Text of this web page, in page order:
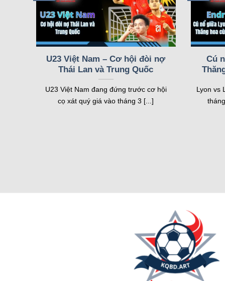
Trang web sở hữu nhiều tính năng vượt trội, đáp
tính năng đều được tối ưu để mang lại trải nghiệm
Livescore – Cập nhật tỷ số chính xác
Tính nănglivescorecủa hệ thống cho phép người
Lịch bóng đátrên trang web cung cấp thông tin chi
Ngoài lịch thi đấu, hệ thống còn cung cấp thông tin
Tính năng này cũng hỗ trợ cược thủ phân tích trận
Tỷ lệ kèo – Nắm bắt kèo nhà cái chuẩn
U23 Việt Nam – Cơ hội đòi nợ
Thái Lan và Trung Quốc
U23 Việt Nam đang đứng trước cơ hội
cọ xát quý giá vào tháng 3 [...]
Cú
Lyon vs